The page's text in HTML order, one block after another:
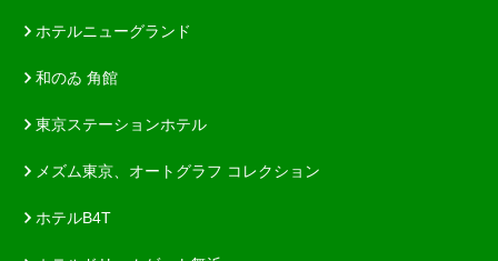
ホテルニューグランド
和のゐ 角館
東京ステーションホテル
メズム東京、オートグラフ コレクション
ホテルB4T